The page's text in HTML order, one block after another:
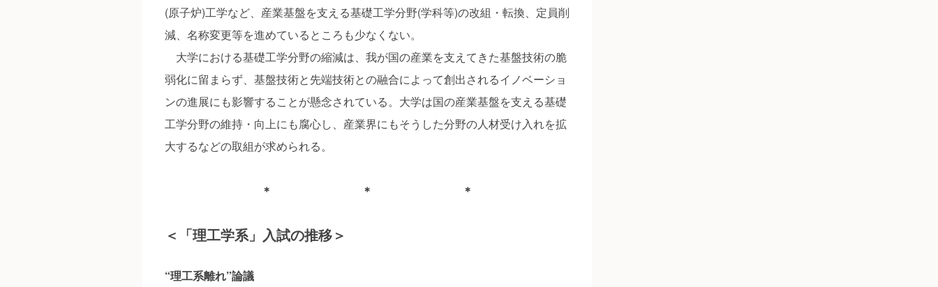
(原子炉)工学など、産業基盤を支える基礎工学分野(学科等)の改組・転換、定員削
減、名称変更等を進めているところも少なくない。
大学における基礎工学分野の縮減は、我が国の産業を支えてきた基盤技術の脆
弱化に留まらず、基盤技術と先端技術との融合によって創出されるイノベーショ
ンの進展にも影響することが懸念されている。大学は国の産業基盤を支える基礎
工学分野の維持・向上にも腐心し、産業界にもそうした分野の人材受け入れを拡
大するなどの取組が求められる。
＊ ＊ ＊
＜「理工学系」入試の推移＞
“理工系離れ”論議